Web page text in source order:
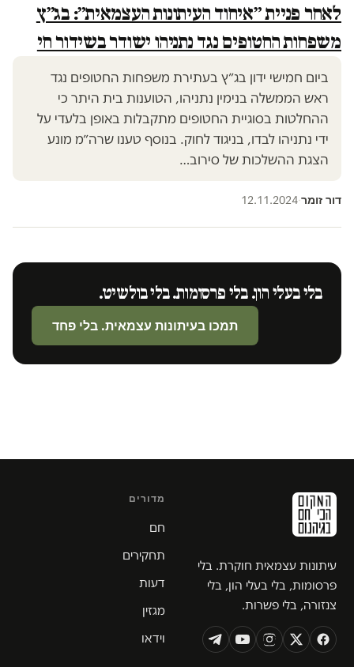
לאחר פניית ״איחוד העיתונות העצמאית״: בג״ץ
משפחות החטופים נגד נתניהו ישודר בשידור חי
ביום חמישי ידון בג״ץ בעתירת משפחות החטופים נגד
ראש הממשלה בנימין נתניהו, הטוענות בית היתר כי
ההחלטות בסוגיית החטופים מתקבלות באופן בלעדי על
ידי נתניהו לבדו, בניגוד לחוק. בנוסף טענו שרה״מ מונע
הצגת ההשלכות של סירוב…
דור זומר·
12.11.2024
בלי בעלי הון. בלי פרסומות. בלי בולשיט.
תמכו בעיתונות עצמאית. בלי פחד
עיתונות עצמאית חוקרת. בלי
פרסומות, בלי בעלי הון, בלי
צנזורה, בלי פשרות.
מדורים
חם
תחקירים
דעות
מגזין
וידאו